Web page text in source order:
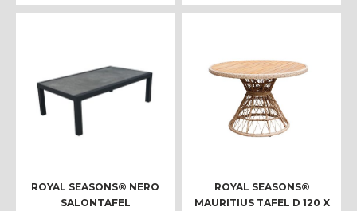
ROYAL SEASONS® NERO
SALONTAFEL
ROYAL SEASONS®
MAURITIUS TAFEL D 120 X